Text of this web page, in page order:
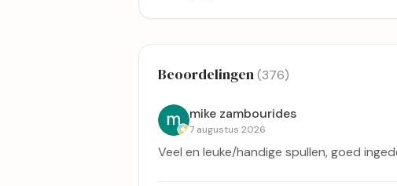
Beoordelingen(376)
mike zambourides
7 augustus 2026
Veel en leuke/handige spullen, goed